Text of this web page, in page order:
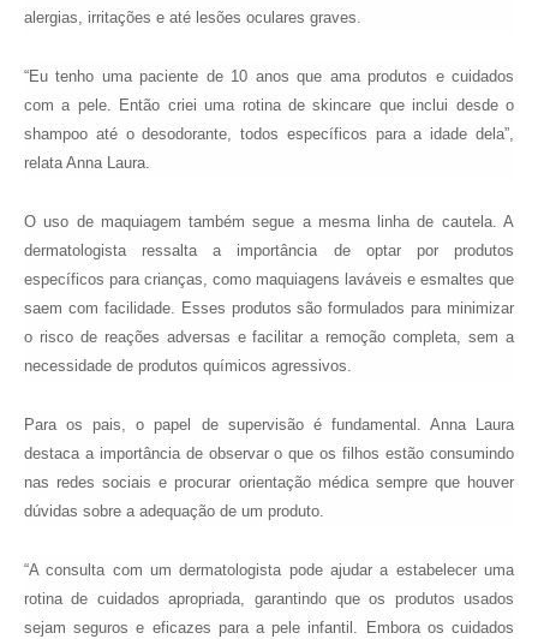
alergias, irritações e até lesões oculares graves.
“Eu tenho uma paciente de 10 anos que ama produtos e cuidados
com a pele. Então criei uma rotina de skincare que inclui desde o
shampoo até o desodorante, todos específicos para a idade dela”,
relata Anna Laura.
O uso de maquiagem também segue a mesma linha de cautela. A
dermatologista ressalta a importância de optar por produtos
específicos para crianças, como maquiagens laváveis e esmaltes que
saem com facilidade. Esses produtos são formulados para minimizar
o risco de reações adversas e facilitar a remoção completa, sem a
necessidade de produtos químicos agressivos.
Para os pais, o papel de supervisão é fundamental. Anna Laura
destaca a importância de observar o que os filhos estão consumindo
nas redes sociais e procurar orientação médica sempre que houver
dúvidas sobre a adequação de um produto.
“A consulta com um dermatologista pode ajudar a estabelecer uma
rotina de cuidados apropriada, garantindo que os produtos usados
sejam seguros e eficazes para a pele infantil. Embora os cuidados